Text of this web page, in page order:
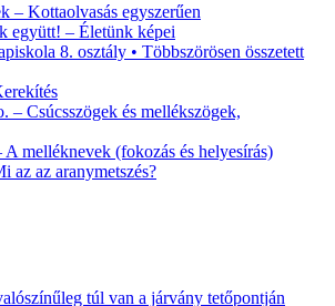
– Kottaolvasás egyszerűen
együtt! – Életünk képei
8. osztály • Többszörösen összetett
– Csúcsszögek és mellékszögek,
melléknevek (fokozás és helyesírás)
az az aranymetszés?